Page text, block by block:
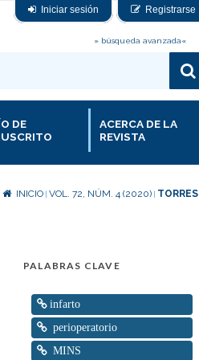
Iniciar sesión Registrarse
» búsqueda avanzada«
DE
ACERCA DE LA
REVISTA
INICIO VOL. 72, NÚM. 4 (2020) TORRES
PALABRAS CLAVE
infarto
perioperatorio
MINS